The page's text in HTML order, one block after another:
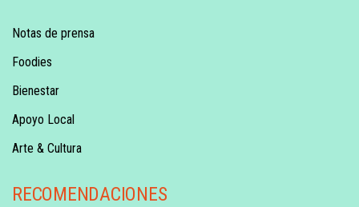
Notas de prensa
Foodies
Bienestar
Apoyo Local
Arte & Cultura
RECOMENDACIONES